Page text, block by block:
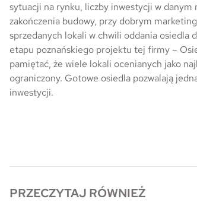
sytuacji na rynku, liczby inwestycji w
zakończenia budowy, przy dobrym
sprzedanych lokali w chwili oddania osiedla
etapu poznańskiego projektu tej firmy –
pamiętać, że wiele lokali ocenianych jako
ograniczony. Gotowe osiedla pozwalają
inwestycji.
PRZECZYTAJ RÓWNIEŻ